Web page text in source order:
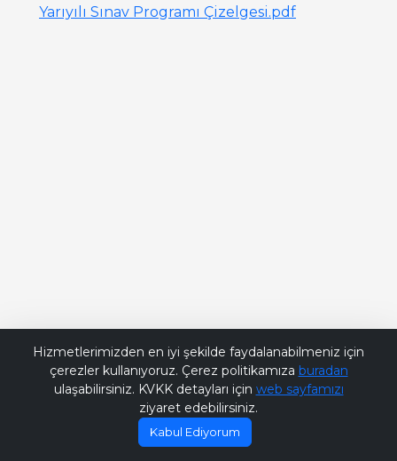
Yarıyılı Sınav Programı Çizelgesi.pdf
Hizmetlerimizden en iyi şekilde faydalanabilmeniz için
çerezler kullanıyoruz. Çerez politikamıza buradan
ulaşabilirsiniz. KVKK detayları için web sayfamızı
ziyaret edebilirsiniz.
Kabul Ediyorum
Bana Soru Sor | Ask Me